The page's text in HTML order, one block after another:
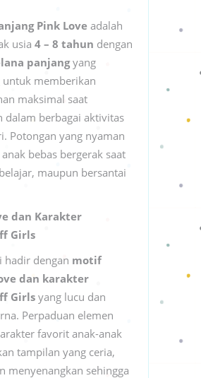
Pink Love adalah
usia 4 – 8 tahun dengan
panjangyang
untuk memberikan
maksimal saat
dalam berbagai aktivitas
Potongan yang nyaman
bebas bergerak saat
maupun bersantai
dan Karakter
Girls
hadir dengan motif
dan karakter
Girls yang lucu dan
Perpaduan elemen
favorit anak-anak
tampilan yang ceria,
menyenangkan sehingga